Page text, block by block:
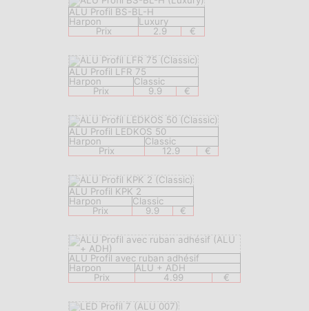
ALU Profil BS-BL-H
Harpon
Luxury
Prix
2.9 €
ALU Profil LFR 75
Harpon
Classic
Prix
9.9 €
ALU Profil LEDKOS 50
Harpon
Classic
Prix
12.9 €
ALU Profil KPK 2
Harpon
Classic
Prix
9.9 €
ALU Profil avec ruban adhésif
Harpon
ALU + ADH
Prix
4.99 €